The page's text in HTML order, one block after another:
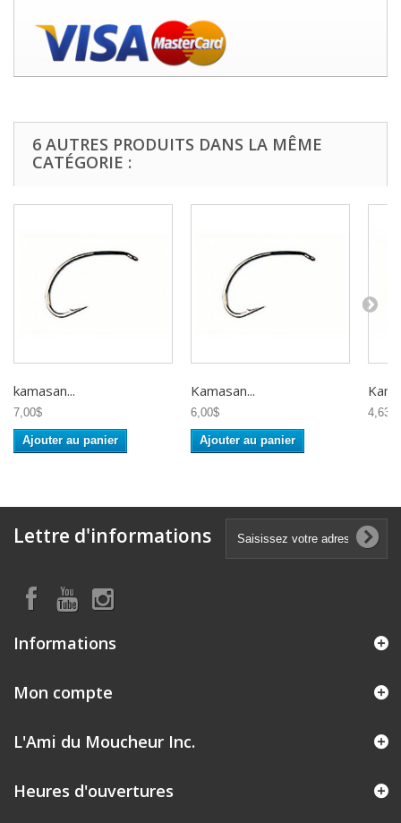
6 AUTRES PRODUITS DANS LA MÊME
CATÉGORIE :
kamasan...
7,00$
Ajouter au panier
Kamasan...
6,00$
Ajouter au panier
4,63$
Lettre d'informations
Informations
Mon compte
L'Ami du Moucheur Inc.
Heures d'ouvertures